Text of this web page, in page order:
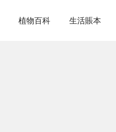
植物百科 生活賬本